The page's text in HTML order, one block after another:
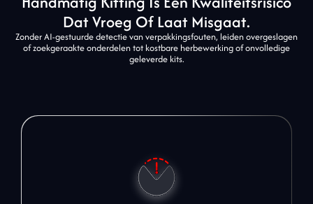
Dat Vroeg Of Laat Misgaat.
Zonder AI-gestuurde detectie van verpakkingsfouten, leiden overgeslagen
of zoekgeraakte onderdelen tot kostbare herbewerking of onvolledige
geleverde kits.